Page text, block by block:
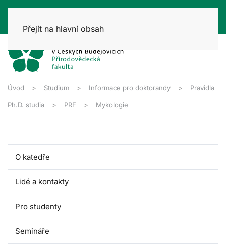
Přejít na hlavní obsah
Úvod Studium Informace pro doktorandy Pravidla
Ph.D. studia PRF Mykologie
O katedře
Lidé a kontakty
Pro studenty
Semináře